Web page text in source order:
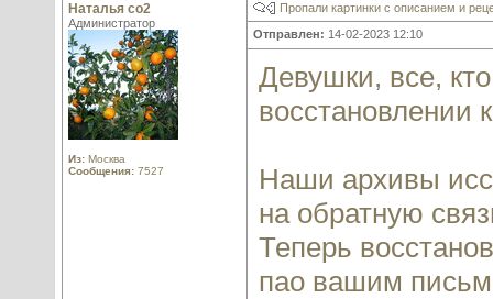
Наталья со2
Администратор
Из: Москва
Сообщения: 7527
Пропали картинки с описанием и
Отправлен: 14-02-2023 12:10
Девушки, все,
восстановлении
Наши архивы
на обратную
Теперь
пао вашим